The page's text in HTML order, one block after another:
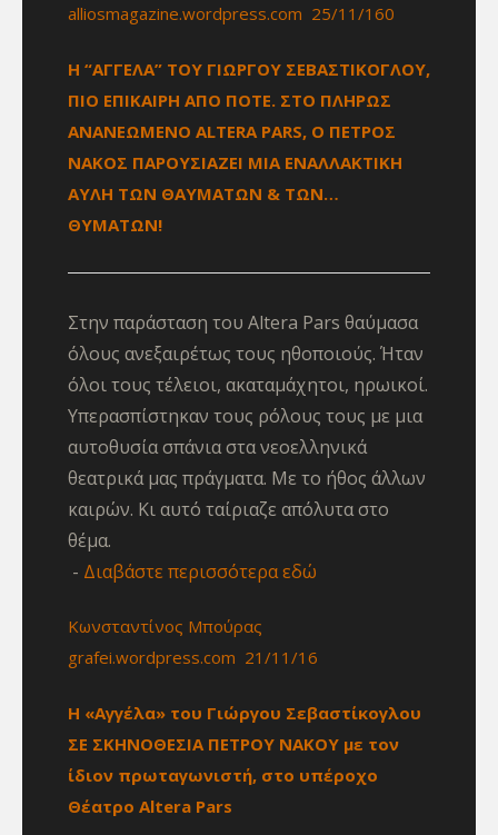
alliosmagazine.wordpress.com 25/11/160
Η “ΑΓΓΕΛΑ” ΤΟΥ ΓΙΩΡΓΟΥ ΣΕΒΑΣΤΙΚΟΓΛΟΥ,
ΠΙΟ ΕΠΙΚΑΙΡΗ ΑΠΟ ΠΟΤΕ. ΣΤΟ ΠΛΗΡΩΣ
ΑΝΑΝΕΩΜΕΝΟ ALTERA PARS, Ο ΠΕΤΡΟΣ
ΝΑΚΟΣ ΠΑΡΟΥΣΙΑΖΕΙ ΜΙΑ ΕΝΑΛΛΑΚΤΙΚΗ
ΑΥΛΗ ΤΩΝ ΘΑΥΜΑΤΩΝ & ΤΩΝ…
ΘΥΜΑΤΩΝ!
Στην παράσταση του Altera Pars θαύμασα
όλους ανεξαιρέτως τους ηθοποιούς. Ήταν
όλοι τους τέλειοι, ακαταμάχητοι, ηρωικοί.
Υπερασπίστηκαν τους ρόλους τους με μια
αυτοθυσία σπάνια στα νεοελληνικά
θεατρικά μας πράγματα. Με το ήθος άλλων
καιρών. Κι αυτό ταίριαζε απόλυτα στο
θέμα.
Διαβάστε περισσότερα εδώ
Κωνσταντίνος Μπούρας
grafei.wordpress.com 21/11/16
Η «Αγγέλα» του Γιώργου Σεβαστίκογλου
ΣΕ ΣΚΗΝΟΘΕΣΙΑ ΠΕΤΡΟΥ ΝΑΚΟΥ με τον
ίδιον πρωταγωνιστή, στο υπέροχο
Θέατρο Altera Pars